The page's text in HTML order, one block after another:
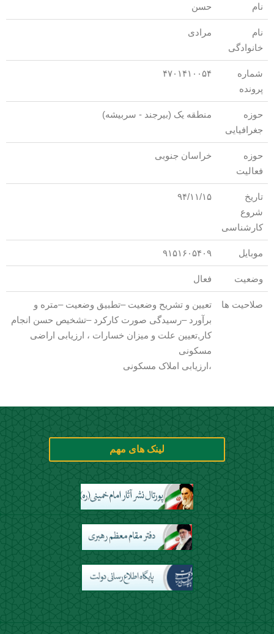
نام حسن
نام
خانوادگی
مرادی
شماره
پرونده
۴۷۰۱۴۱۰۰۵۴
حوزه
جغرافیایی
منطقه یک (بیرجند - سربیشه)
حوزه
فعالیت
خراسان جنوبی
تاریخ
شروع
کارشناسی
۹۴/۱۱/۱۵
موبایل ۹۱۵۱۶۰۵۴۰۹
وضعیت فعال
صلاحیت ها
تعیین و تشریح وضعیت –تطبیق وضعیت –متره و
برآورد –رسیدگی صورت کارکرد –تشخیص حسن انجام
کار,تعیین علت و میزان خسارات ، ارزیابی اراضی
مسکونی
،ارزیابی املاک مسکونی
لینک های مهم